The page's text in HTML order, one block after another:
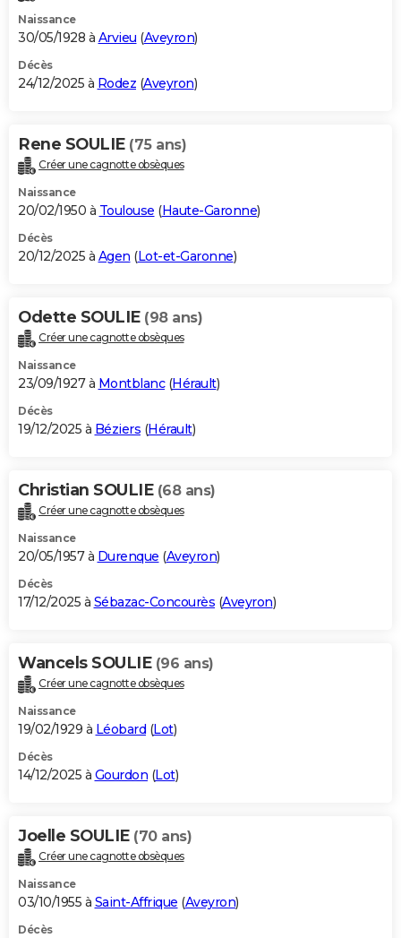
Naissance
30/05/1928 à Arvieu (Aveyron)
Décès
24/12/2025 à Rodez (Aveyron)
Rene SOULIE (75 ans)
Créer une cagnotte obsèques
Naissance
20/02/1950 à Toulouse (Haute-Garonne)
Décès
20/12/2025 à Agen (Lot-et-Garonne)
Odette SOULIE (98 ans)
Créer une cagnotte obsèques
Naissance
23/09/1927 à Montblanc(Hérault)
Décès
19/12/2025 à Béziers (Hérault)
Christian SOULIE (68 ans)
Créer une cagnotte obsèques
Naissance
20/05/1957 à Durenque (Aveyron)
Décès
17/12/2025 à Sébazac-Concourès (Aveyron)
Wancels SOULIE (96 ans)
Créer une cagnotte obsèques
Naissance
19/02/1929 à Léobard (Lot)
Décès
14/12/2025 à Gourdon (Lot)
Joelle SOULIE (70 ans)
Créer une cagnotte obsèques
Naissance
03/10/1955 à Saint-Affrique (Aveyron)
Décès